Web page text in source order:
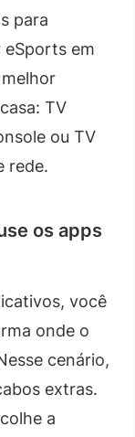
para
em
TV
ou TV
rede.
os apps
você
onde o
cenário,
extras.
a